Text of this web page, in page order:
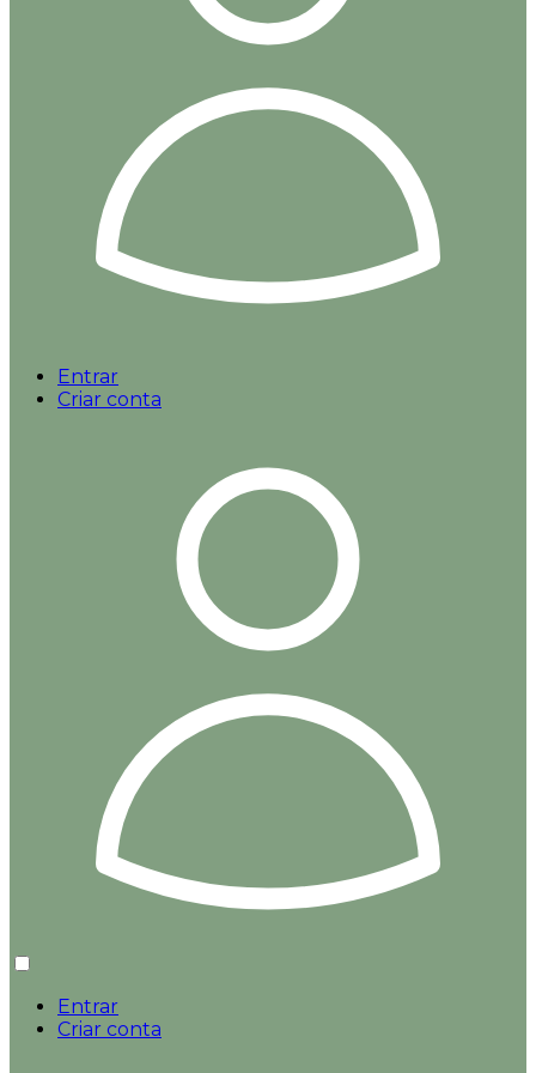
Entrar
Criar conta
Entrar
Criar conta